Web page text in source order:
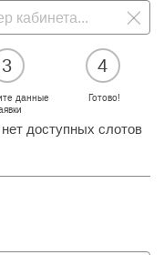
3
данные
4
Готово!
доступных слотов